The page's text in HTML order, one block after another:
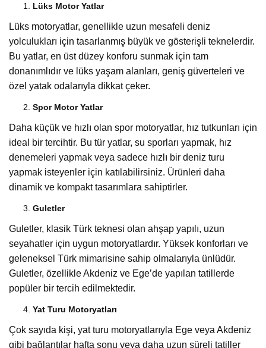
Lüks Motor Yatlar
Lüks motoryatlar, genellikle uzun mesafeli deniz
yolculukları için tasarlanmış büyük ve gösterişli teknelerdir.
Bu yatlar, en üst düzey konforu sunmak için tam
donanımlıdır ve lüks yaşam alanları, geniş güverteleri ve
özel yatak odalarıyla dikkat çeker.
Spor Motor Yatlar
Daha küçük ve hızlı olan spor motoryatlar, hız tutkunları için
ideal bir tercihtir. Bu tür yatlar, su sporları yapmak, hız
denemeleri yapmak veya sadece hızlı bir deniz turu
yapmak isteyenler için katılabilirsiniz. Ürünleri daha
dinamik ve kompakt tasarımlara sahiptirler.
Guletler
Guletler, klasik Türk teknesi olan ahşap yapılı, uzun
seyahatler için uygun motoryatlardır. Yüksek konforları ve
geleneksel Türk mimarisine sahip olmalarıyla ünlüdür.
Guletler, özellikle Akdeniz ve Ege’de yapılan tatillerde
popüler bir tercih edilmektedir.
Yat Turu Motoryatları
Çok sayıda kişi, yat turu motoryatlarıyla Ege veya Akdeniz
gibi bağlantılar hafta sonu veya daha uzun süreli tatiller